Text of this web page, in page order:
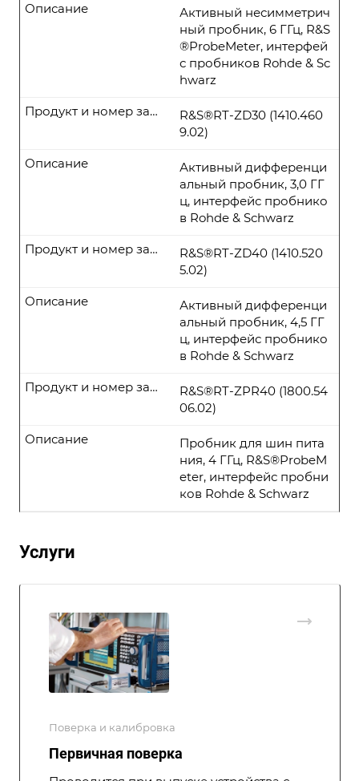
Активный несимметрич
ный пробник, 6 ГГц, R&S
®ProbeMeter, интерфей
с пробников Rohde & Sc
hwarz
Описание
R&S®RT-ZD30 (1410.460
9.02)
Продукт и номер заказа
Активный дифференци
альный пробник, 3,0 ГГ
ц, интерфейс пробнико
в Rohde & Schwarz
Описание
R&S®RT-ZD40 (1410.520
5.02)
Продукт и номер заказа
Активный дифференци
альный пробник, 4,5 ГГ
ц, интерфейс пробнико
в Rohde & Schwarz
Описание
R&S®RT-ZPR40 (1800.54
06.02)
Продукт и номер заказа
Пробник для шин пита
ния, 4 ГГц, R&S®ProbeM
eter, интерфейс пробни
ков Rohde & Schwarz
Описание
Услуги
Поверка и калибровка
Первичная поверка